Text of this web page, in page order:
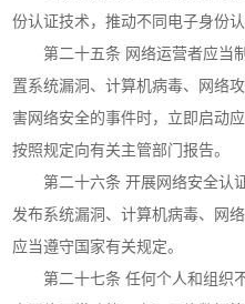
份认证技术，推动不同电子身份认
第二十五条 网络运营者应当制
置系统漏洞、计算机病毒、网络
害网络安全的事件时，立即启动
按照规定向有关主管部门报告。
第二十六条 开展网络安全认
发布系统漏洞、计算机病毒、网
应当遵守国家有关规定。
第二十七条 任何个人和组织